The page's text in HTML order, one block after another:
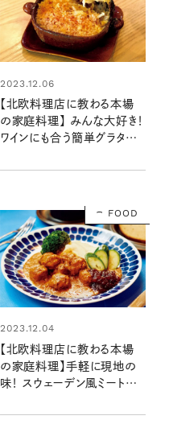
2023.12.06
【北欧料理店に教わる本場
の家庭料理】 みんな大好き！
ワインにも合う簡単グラタン
FOOD
2023.12.04
【北欧料理店に教わる本場
の家庭料理】手軽に現地の
味！ スウェーデン風ミートボ